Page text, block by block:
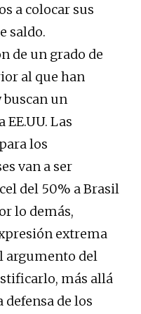
a colocar sus
saldo.
de un grado de
al que han
buscan un
Las
los
van a ser
del 50% a Brasil
lo demás,
extrema
argumento del
más allá
defensa de los